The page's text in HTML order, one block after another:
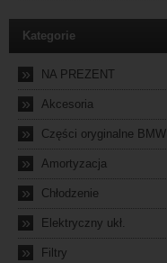
Kategorie
» NA PREZENT
» Akcesoria
» Części oryginalne BMW
» Amortyzacja
» Chłodzenie
» Elektryczny ukł.
» Filtry